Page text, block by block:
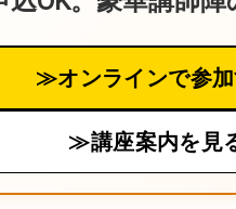
≫オンラインで参
≫講座案内を見